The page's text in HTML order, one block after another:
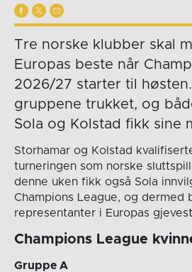
Tre norske klubber skal
Europas beste når
2026/27 starter til
gruppene trukket, og
Sola og Kolstad fikk sine
Storhamar og Kolstad
turneringen som norske
denne uken fikk også Sola
Champions League, og dermed
representanter i Europas
Champions League
Gruppe A